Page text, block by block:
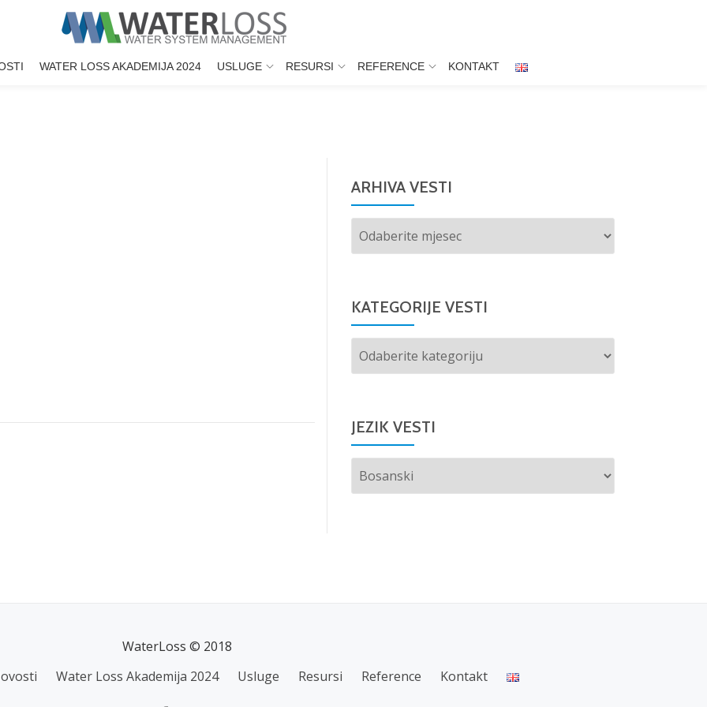
WATER LOSS AKADEMIJA 2024 USLUGE RESURSI REFERENCE KONTAKT
ARHIVA VESTI
Arhiva
vesti
KATEGORIJE VESTI
Kategorije
vesti
JEZIK VESTI
Choose
a
WaterLoss © 2018
Water Loss Akademija 2024 Usluge Resursi Reference Kontakt